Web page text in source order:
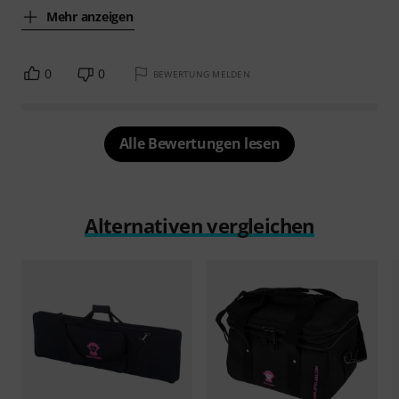
Mehr anzeigen
0 0 BEWERTUNG MELDEN
Alle Bewertungen lesen
Alternativen vergleichen